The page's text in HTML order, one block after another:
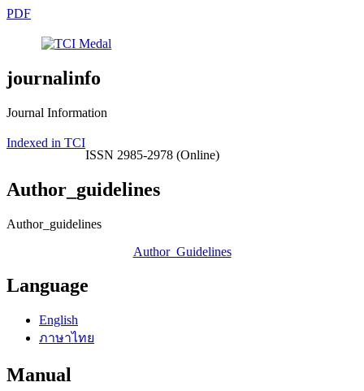
PDF
journalinfo
Journal Information
Indexed in TCI
ISSN 2985-2978 (Online)
Author_guidelines
Author_guidelines
Author_Guidelines
Language
English
ภาษาไทย
Manual